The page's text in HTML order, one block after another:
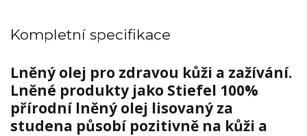
Kompletní specifikace
Lněný olej pro zdravou kůži a zažívání.
Lněné produkty jako Stiefel 100%
přírodní lněný olej lisovaný za
studena působí pozitivně na kůži a